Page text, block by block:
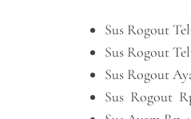
Sus Rogout
Sus Rogout
Sus Rogout
Sus Rogout